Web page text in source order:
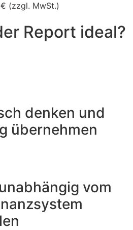
(zzgl. MwSt.)
Report ideal?
denken und
übernehmen
vom